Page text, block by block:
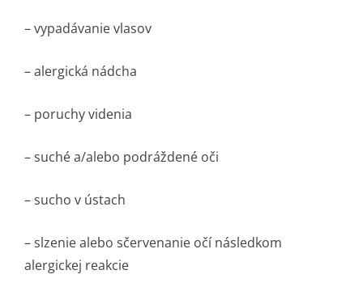
– vypadávanie vlasov
– alergická nádcha
– poruchy videnia
– suché a/alebo podráždené oči
– sucho v ústach
– slzenie alebo sčervenanie očí následkom
alergickej reakcie